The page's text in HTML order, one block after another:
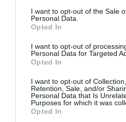
I want to opt-out of the Sale
Personal Data.
Opted In
I want to opt-out of
Personal Data for Targeted
Opted In
I want to opt-out of
Retention, Sale, and/or
Personal Data that Is
Purposes for which it was
Opted In
Η βιντεοσκόπηση της παραγωγής
Αίθουσα Σταύρος Νιάρχος της
Ταυτότητα
Ημερομηνία:
Από: 20/05/2025